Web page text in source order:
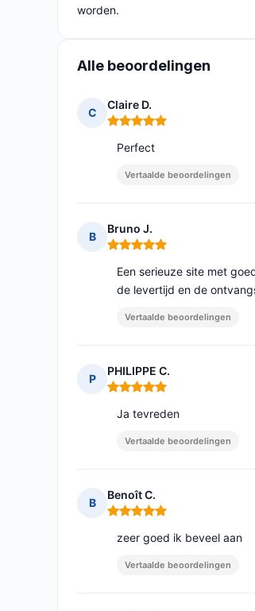
worden.
Alle beoordelingen
C
Claire D.
Opmerking: 5 van 5
Perfect
Vertaalde beoordelingen
B
Bruno J.
Opmerking: 5 van 5
Een serieuze site met
de levertijd en de
Vertaalde beoordelingen
P
PHILIPPE C.
Opmerking: 5 van 5
Ja tevreden
Vertaalde beoordelingen
B
Benoît C.
Opmerking: 5 van 5
zeer goed ik beveel aan
Vertaalde beoordelingen